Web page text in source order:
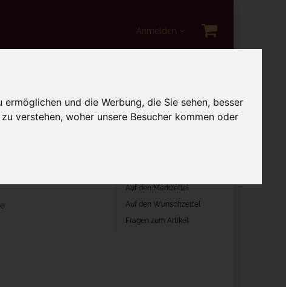
und die Werbung, die Sie sehen, besser
verstehen, woher unsere Besucher kommen oder
Anmelden
Auf den Merkzettel
Auf den Wunschzettel
Fragen zum Artikel